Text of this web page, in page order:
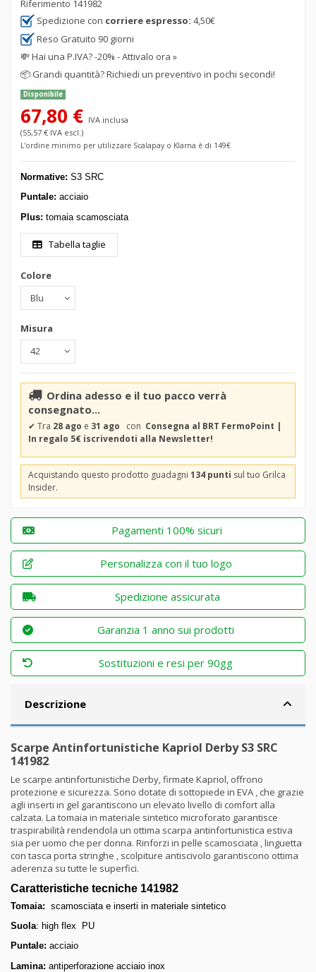
Riferimento 141982
Spedizione con corriere espresso: 4,50€
Reso Gratuito 90 giorni
💸Hai una P.IVA? -20% - Attivalo ora »
📦 Grandi quantità? Richiedi un preventivo in pochi secondi!
Disponibile
67,80 € IVA inclusa
(55,57 € IVA escl.)
L'ordine minimo per utilizzare Scalapay o Klarna è di 149€
Normative: S3 SRC
Puntale: acciaio
Plus: tomaia scamosciata
Tabella taglie
Colore
Misura
Ordina adesso e il tuo pacco verrà
consegnato...
✔ Tra 28 ago e 31 ago con Consegna al BRT FermoPoint |
In regalo 5€ iscrivendoti alla Newsletter!
Acquistando questo prodotto guadagni 134 punti sul tuo Grilca
Insider.
Pagamenti 100% sicuri
Personalizza con il tuo logo
Spedizione assicurata
Garanzia 1 anno sui prodotti
Sostituzioni e resi per 90gg
Descrizione
Scarpe Antinfortunistiche Kapriol Derby S3 SRC
141982
Le scarpe antinfortunistiche Derby, firmate Kapriol, offrono
protezione e sicurezza. Sono dotate di sottopiede in EVA , che grazie
agli inserti in gel garantiscono un elevato livello di comfort alla
calzata. La tomaia in materiale sintetico microforato garantisce
traspirabilità rendendola un ottima scarpa antinfortunistica estiva
sia per uomo che per donna. Rinforzi in pelle scamosciata , linguetta
con tasca porta stringhe , scolpiture antiscivolo garantiscono ottima
aderenza su tutte le superfici.
Caratteristiche tecniche 141982
Tomaia: scamosciata e inserti in materiale sintetico
Suola: high flex PU
Puntale: acciaio
Lamina: antiperforazione acciaio inox